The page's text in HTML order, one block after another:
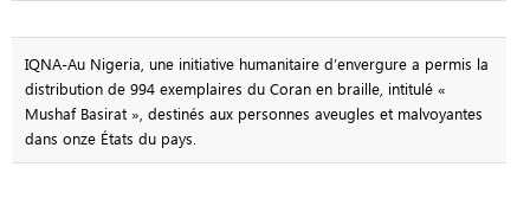
IQNA-Au Nigeria, une initiative humanitaire d’envergure a permis la
distribution de 994 exemplaires du Coran en braille, intitulé «
Mushaf Basirat », destinés aux personnes aveugles et malvoyantes
dans onze États du pays.